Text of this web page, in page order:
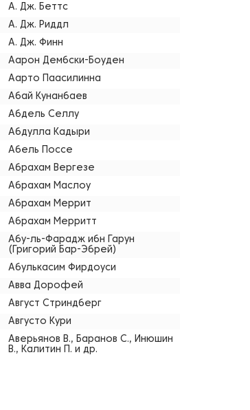
А. Дж. Беттс
А. Дж. Риддл
А. Дж. Финн
Аарон Дембски-Боуден
Аарто Паасилинна
Абай Кунанбаев
Абдель Селлу
Абдулла Кадыри
Абель Поссе
Абрахам Вергезе
Абрахам Маслоу
Абрахам Меррит
Абрахам Мерритт
Абу-ль-Фарадж ибн Гарун
(Григорий Бар-Эбрей)
Абулькасим Фирдоуси
Авва Дорофей
Август Стриндберг
Августо Кури
Аверьянов В., Баранов С., Инюшин
В., Калитин П. и др.